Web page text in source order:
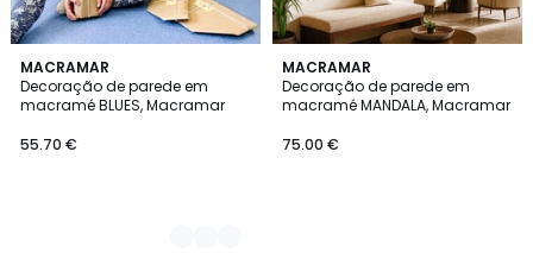
MACRAMAR
Decoração de parede em
macramé BLUES, Macramar
55.70 €
2
Cores
MACRAMAR
Decoração de parede em
macramé MANDALA, Macramar
75.00 €